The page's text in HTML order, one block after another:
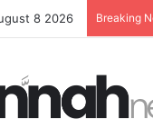
8 2026 Breaking